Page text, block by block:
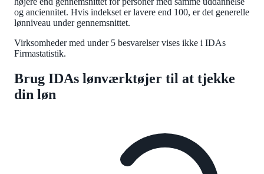
og anciennitet. Hvis indekset er lavere end 100, er det generelle
lønniveau under gennemsnittet.
Virksomheder med under 5 besvarelser vises ikke i IDAs
Firmastatistik.
Brug IDAs lønværktøjer til at tjekke
din løn